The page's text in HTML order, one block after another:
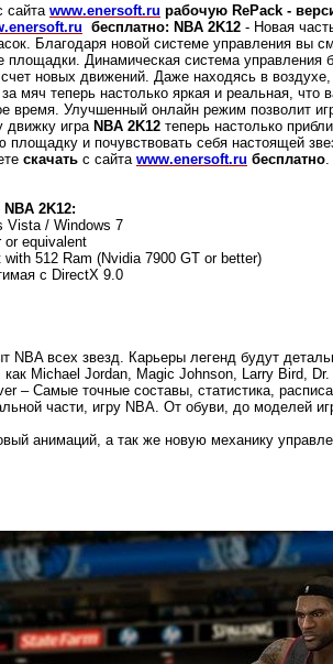
сайта www.enersoft.ru рабочую RePack -
бесплатно: NBA 2K12 - Новая
Благодаря новой системе управления
площадки. Динамическая система управления
новых движений. Даже находясь в
мяч теперь настолько яркая и реальная,
время. Улучшенный онлайн режим позволит
движку игра NBA 2K12 теперь настолько
площадку и почувствовать себя настоящей
скачать с сайта www.enersoft.ru бесплатно
NBA 2K12:
Vista / Windows 7
or equivalent
512 Ram (Nvidia 7900 GT or better)
с DirectX 9.0
NBA всех звезд. Карьеры легенд будут
Michael Jordan, Magic Johnson, Larry Bird,
– Самые точные составы, статистика,
части, игру NBA. От обуви, до моделей
анимаций, а так же новую механику